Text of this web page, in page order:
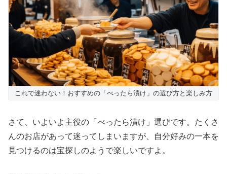
これで迷わない！おすすめの「べったら漬け」の選び方と楽しみ方
さて、いよいよ主役の「べったら漬け」選びです。たくさ
んのお店があって迷ってしまいますが、自分好みの一本を
見つけるのは宝探しのようで楽しいですよ。